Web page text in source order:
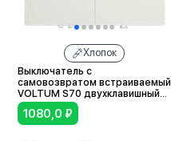
Хлопок
Выключатель с
самовозвратом встраиваемый
VOLTUM S70 двухклавишный
10А (хлопок)
1080,0 ₽